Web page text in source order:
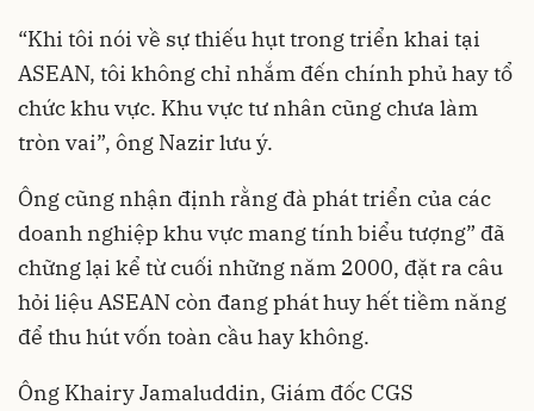
“Khi tôi nói về sự thiếu hụt trong triển khai tại
ASEAN, tôi không chỉ nhắm đến chính phủ hay tổ
chức khu vực. Khu vực tư nhân cũng chưa làm
tròn vai”, ông Nazir lưu ý.
Ông cũng nhận định rằng đà phát triển của các
doanh nghiệp khu vực mang tính biểu tượng” đã
chững lại kể từ cuối những năm 2000, đặt ra câu
hỏi liệu ASEAN còn đang phát huy hết tiềm năng
để thu hút vốn toàn cầu hay không.
Ông Khairy Jamaluddin, Giám đốc CGS